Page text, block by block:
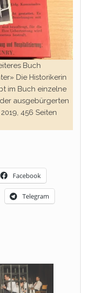
Buch
Die Historikerin
im Buch einzelne
ausgebürgerten
456 Seiten
Facebook
Telegram